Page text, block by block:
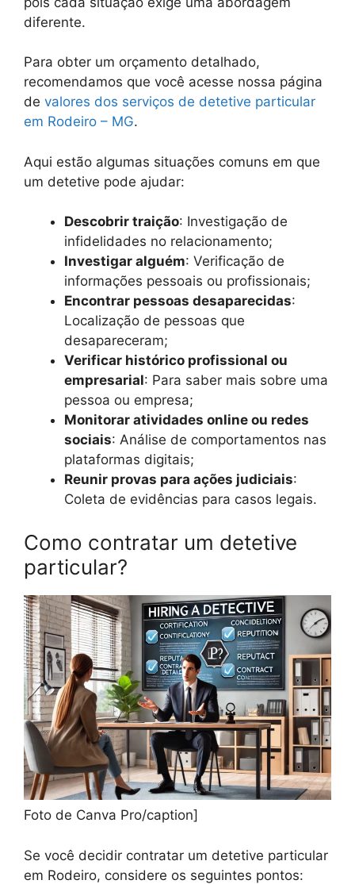
diferente.
Para obter um orçamento detalhado,
recomendamos que você acesse nossa página
de valores dos serviços de detetive particular
em Rodeiro – MG.
Aqui estão algumas situações comuns em que
um detetive pode ajudar:
Descobrir traição: Investigação de
infidelidades no relacionamento;
Investigar alguém: Verificação de
informações pessoais ou profissionais;
Encontrar pessoas desaparecidas:
Localização de pessoas que
desapareceram;
Verificar histórico profissional ou
empresarial: Para saber mais sobre uma
pessoa ou empresa;
Monitorar atividades online ou redes
sociais: Análise de comportamentos nas
plataformas digitais;
Reunir provas para ações judiciais:
Coleta de evidências para casos legais.
Como contratar um detetive
particular?
Foto de Canva Pro/caption]
Se você decidir contratar um detetive particular
em Rodeiro, considere os seguintes pontos: